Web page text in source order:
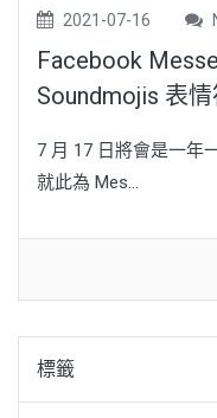
2021-07-16
Facebook
Soundmojis 表
7 月 17 日將會是一年
就此為 Mes...
標籤